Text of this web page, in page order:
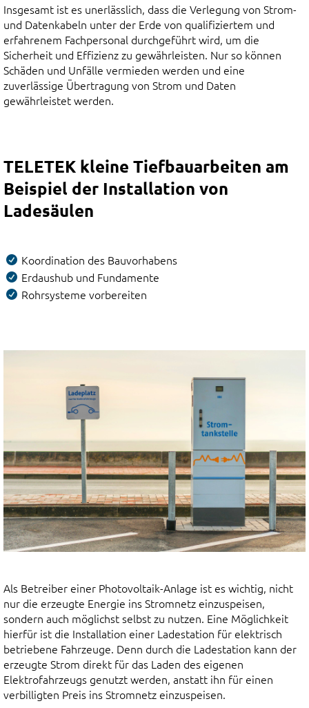
Insgesamt ist es unerlässlich, dass die Verlegung von Strom-
und Datenkabeln unter der Erde von qualifiziertem und
erfahrenem Fachpersonal durchgeführt wird, um die
Sicherheit und Effizienz zu gewährleisten. Nur so können
Schäden und Unfälle vermieden werden und eine
zuverlässige Übertragung von Strom und Daten
gewährleistet werden.
TELETEK kleine Tiefbauarbeiten am
Beispiel der Installation von
Ladesäulen
Koordination des Bauvorhabens
Erdaushub und Fundamente
Rohrsysteme vorbereiten
Als Betreiber einer Photovoltaik-Anlage ist es wichtig, nicht
nur die erzeugte Energie ins Stromnetz einzuspeisen,
sondern auch möglichst selbst zu nutzen. Eine Möglichkeit
hierfür ist die Installation einer Ladestation für elektrisch
betriebene Fahrzeuge. Denn durch die Ladestation kann der
erzeugte Strom direkt für das Laden des eigenen
Elektrofahrzeugs genutzt werden, anstatt ihn für einen
verbilligten Preis ins Stromnetz einzuspeisen.